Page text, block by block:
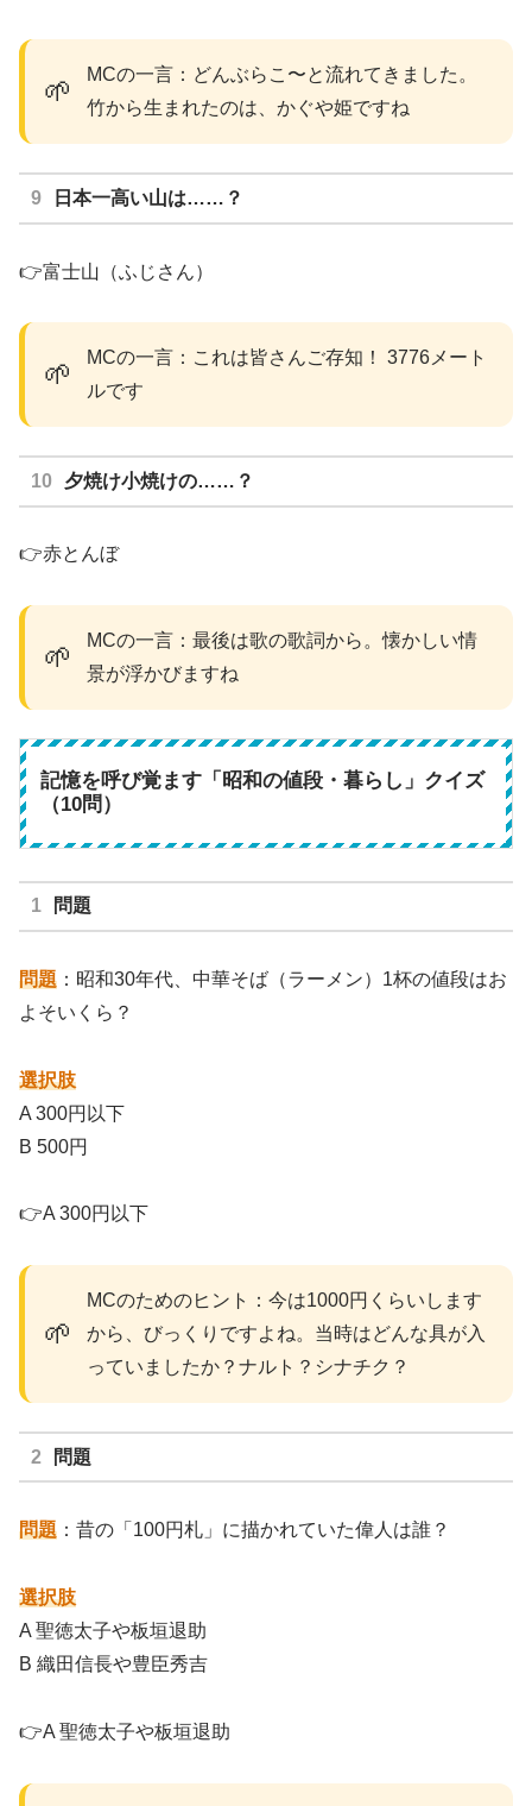
🌱
MCの一言：どんぶらこ〜と流れてきました。
竹から生まれたのは、かぐや姫ですね
日本一高い山は……？
👉富士山（ふじさん）
🌱
MCの一言：これは皆さんご存知！ 3776メート
ルです
夕焼け小焼けの……？
👉赤とんぼ
🌱
MCの一言：最後は歌の歌詞から。懐かしい情
景が浮かびますね
記憶を呼び覚ます「昭和の値段・暮らし」クイズ
（10問）
問題
問題 ：昭和30年代、中華そば（ラーメン）1杯の値段はお
よそいくら？
選択肢
A 300円以下
B 500円
👉A 300円以下
🌱
MCのためのヒント：今は1000円くらいします
から、びっくりですよね。当時はどんな具が入
っていましたか？ナルト？シナチク？
問題
問題 ：昔の「100円札」に描かれていた偉人は誰？
選択肢
A 聖徳太子や板垣退助
B 織田信長や豊臣秀吉
👉A 聖徳太子や板垣退助